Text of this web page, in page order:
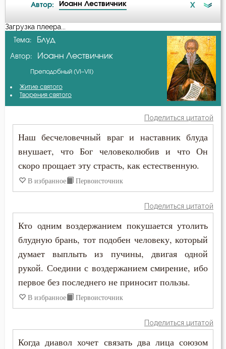
Ангел
Беда
Безмолвие
Бесы
Ближний
Бог
Богатство
Богопознание
Богоугождение
Борьба
Автор: Иоанн Лествичник X
А-я
Авва Дорофей
Амвросий Оптинский (Гренков)
Антоний Великий
Варсонофий Оптинский (Плиханков)
Василий Великий
Григорий Палама
Григорий Синаит
Диадох
Димитрий Ростовский
Ефрем Сирин
Загрузка плеера...
Тема: Блуд
Автор: Иоанн Лествичник
Преподобный (VI–VII)
Житие святого
Творения святого
Поделиться цитатой
Наш бесчеловечный враг и наставник блуда
внушает, что Бог человеколюбив и что Он
скоро прощает эту страсть, как естественную.
В избранное Первоисточник
Поделиться цитатой
Кто одним воздержанием покушается утолить
блудную брань, тот подобен человеку, который
думает выплыть из пучины, двигая одной
рукой. Соедини с воздержанием смирение, ибо
первое без последнего не приносит пользы.
В избранное Первоисточник
Поделиться цитатой
Когда диавол хочет связать два лица союзом